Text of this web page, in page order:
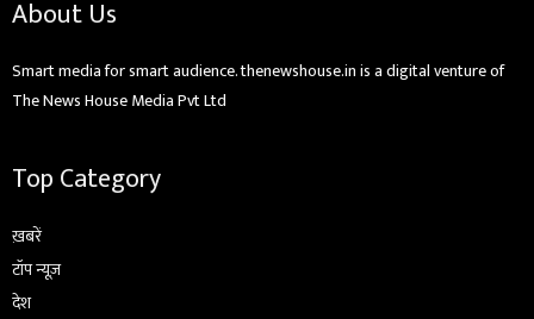
About Us
Smart media for smart audience. thenewshouse.in is a digital venture of
The News House Media Pvt Ltd
Top Category
ख़बरें
टॉप न्यूज़
देश